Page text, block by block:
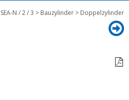
N / 2 / 3 > Bauzylinder > Doppelzylinder
